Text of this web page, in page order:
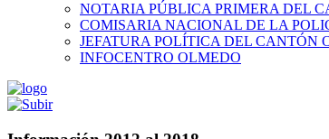
NOTARIA PÚBLICA PRIMERA DEL
COMISARIA NACIONAL DE LA
JEFATURA POLÍTICA DEL CANTÓN
INFOCENTRO OLMEDO